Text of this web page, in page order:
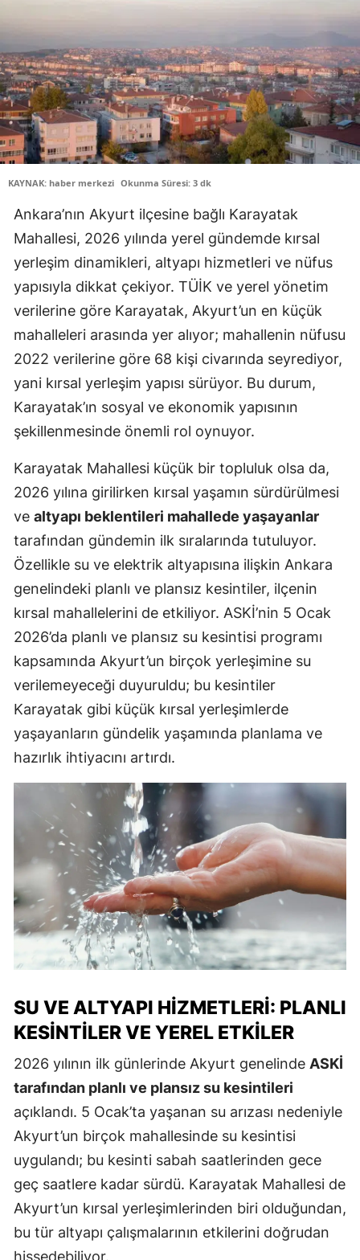
KAYNAK: haber merkezi Okunma Süresi: 3 dk
Ankara’nın Akyurt ilçesine bağlı Karayatak
Mahallesi, 2026 yılında yerel gündemde kırsal
yerleşim dinamikleri, altyapı hizmetleri ve nüfus
yapısıyla dikkat çekiyor. TÜİK ve yerel yönetim
verilerine göre Karayatak, Akyurt’un en küçük
mahalleleri arasında yer alıyor; mahallenin nüfusu
2022 verilerine göre 68 kişi civarında seyrediyor,
yani kırsal yerleşim yapısı sürüyor. Bu durum,
Karayatak’ın sosyal ve ekonomik yapısının
şekillenmesinde önemli rol oynuyor.
Karayatak Mahallesi küçük bir topluluk olsa da,
2026 yılına girilirken kırsal yaşamın sürdürülmesi
ve altyapı beklentileri mahallede yaşayanlar
tarafından gündemin ilk sıralarında tutuluyor.
Özellikle su ve elektrik altyapısına ilişkin Ankara
genelindeki planlı ve plansız kesintiler, ilçenin
kırsal mahallelerini de etkiliyor. ASKİ’nin 5 Ocak
2026’da planlı ve plansız su kesintisi programı
kapsamında Akyurt’un birçok yerleşimine su
verilemeyeceği duyuruldu; bu kesintiler
Karayatak gibi küçük kırsal yerleşimlerde
yaşayanların gündelik yaşamında planlama ve
hazırlık ihtiyacını artırdı.
SU VE ALTYAPI HIZMETLERI: PLANLI
KESINTILER VE YEREL ETKILER
2026 yılının ilk günlerinde Akyurt genelinde ASKİ
tarafından planlı ve plansız su kesintileri
açıklandı. 5 Ocak’ta yaşanan su arızası nedeniyle
Akyurt’un birçok mahallesinde su kesintisi
uygulandı; bu kesinti sabah saatlerinden gece
geç saatlere kadar sürdü. Karayatak Mahallesi de
Akyurt’un kırsal yerleşimlerinden biri olduğundan,
bu tür altyapı çalışmalarının etkilerini doğrudan
hissedebiliyor.